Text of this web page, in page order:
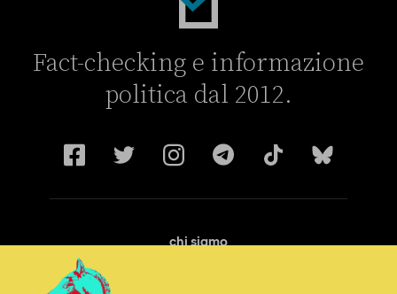
Fact-checking e informazione
politica dal 2012.
chi siamo